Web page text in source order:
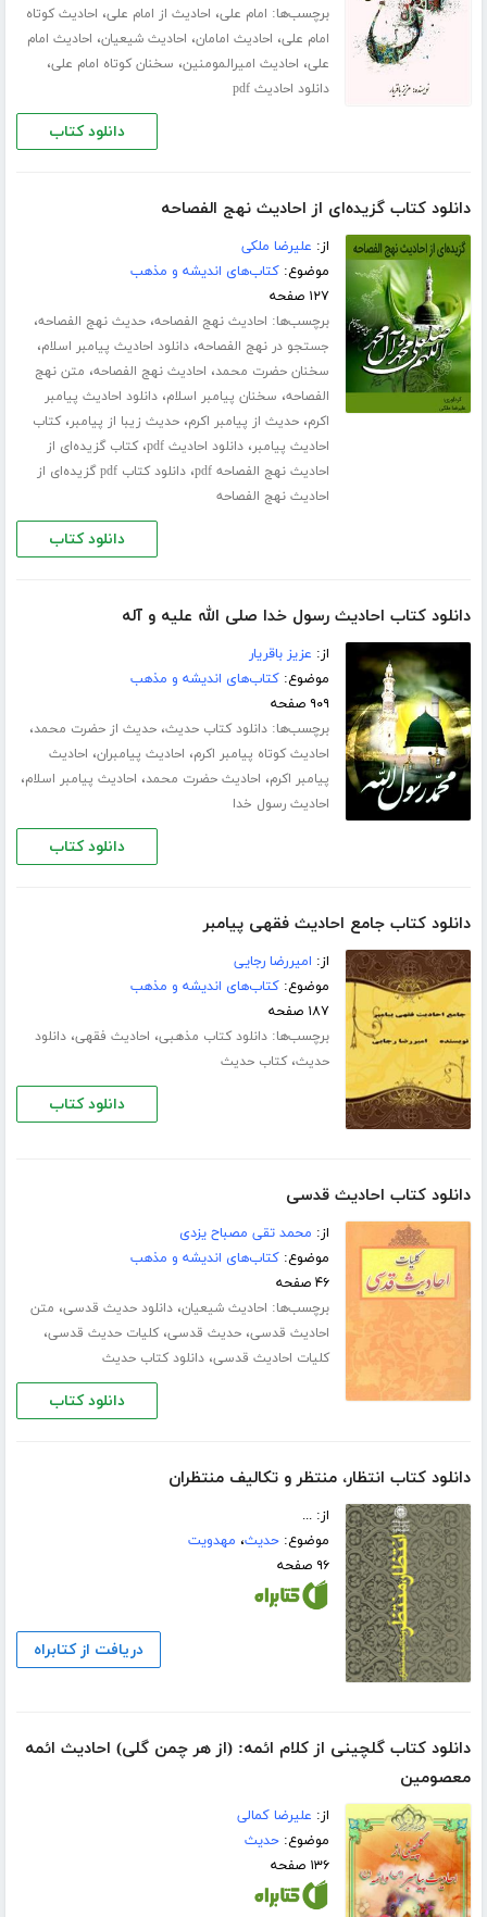
برچسب‌ها: امام علی، احادیث از امام علی، احادیث کوتاه
امام علی، احادیث امامان، احادیث شیعیان، احادیث امام
علی، احادیث امیرالمومنین، سخنان کوتاه امام علی،
دانلود احادیث pdf
دانلود کتاب
دانلود کتاب گزیده‌ای از احادیث نهج الفصاحه
از: علیرضا ملکی
موضوع:کتاب‌های اندیشه و مذهب
۱۲۷ صفحه
برچسب‌ها: احادیث نهج الفصاحه،حدیث نهج الفصاحه،
جستجو در نهج الفصاحه،دانلود احادیث پیامبر اسلام،
سخنان حضرت محمد، احادیث نهج الفصاحه، متن نهج
الفصاحه، سخنان پیامبر اسلام،دانلود احادیث پیامبر
اکرم،حدیث از پیامبر اکرم،حدیث زیبا از پیامبر،کتاب
احادیث پیامبر،دانلود احادیث pdf ،کتاب گزیده‌ای از
احادیث نهج الفصاحه pdf
،
دانلود کتاب pdf گزیده‌ای از
احادیث نهج الفصاحه
دانلود کتاب
دانلود کتاب احادیث رسول خدا صلی الله علیه و آله
از: عزیز باقریار
موضوع:کتاب‌های اندیشه و مذهب
۹۰۹ صفحه
برچسب‌ها:دانلود کتاب حدیث،حدیث از حضرت محمد،
احادیث کوتاه پیامبر اکرم، احادیث پیامبران، احادیث
پیامبر اکرم، احادیث حضرت محمد، احادیث پیامبر اسلام،
احادیث رسول خدا
دانلود کتاب
دانلود کتاب جامع احادیث فقهی پیامبر
از: امیررضا رجایی
موضوع:کتاب‌های اندیشه و مذهب
۱۸۷ صفحه
برچسب‌ها:دانلود کتاب مذهبی، احادیث فقهی،دانلود
حدیث،کتاب حدیث
دانلود کتاب
دانلود کتاب احادیث قدسی
از: محمد تقی مصباح یزدی
موضوع:کتاب‌های اندیشه و مذهب
۴۶ صفحه
برچسب‌ها: احادیث شیعیان،دانلود حدیث قدسی، متن
احادیث قدسی،حدیث قدسی،کلیات حدیث قدسی،
کلیات احادیث قدسی،دانلود کتاب حدیث
دانلود کتاب
دانلود کتاب انتظار، منتظر و تکالیف منتظران
از: ...
موضوع:حدیث، مهدویت
۹۶ صفحه
دریافت از کتابراه
دانلود کتاب گلچینی از کلام ائمه: (از هر چمن گلی) احادیث ائمه
معصومین
از: علیرضا کمالی
موضوع:حدیث
۱۳۶ صفحه